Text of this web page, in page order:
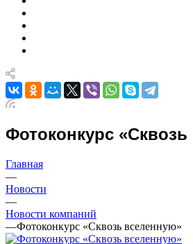
Фотоконкурс
Главная
—
Новости
—
Новости компаний
—Фотоконкурс «Сквозь вселенную»